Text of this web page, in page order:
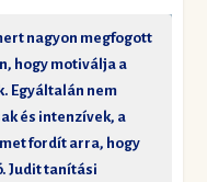
nagyon megfogott
hogy motiválja a
Egyáltalán nem
és intenzívek, a
fordít arra, hogy
Judit tanítási